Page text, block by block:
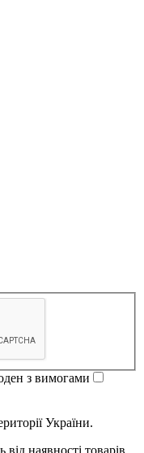
з вимогами
України.
наявності товарів